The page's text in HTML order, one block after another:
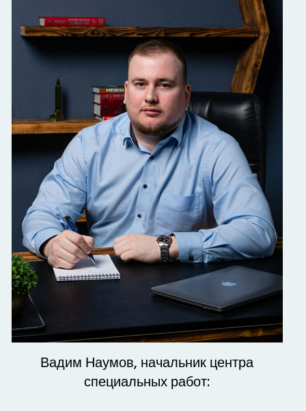
Вадим Наумов, начальник центра
специальных работ: